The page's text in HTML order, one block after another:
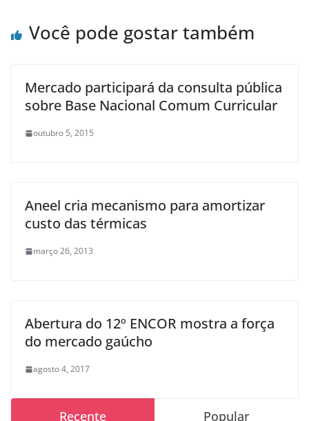
Você pode gostar também
Mercado participará da consulta pública
sobre Base Nacional Comum Curricular
outubro 5, 2015
Aneel cria mecanismo para amortizar
custo das térmicas
março 26, 2013
Abertura do 12º ENCOR mostra a força
do mercado gaúcho
agosto 4, 2017
Recente Popular